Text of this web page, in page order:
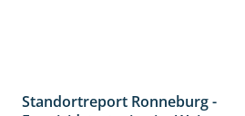
Standortreport Ronneburg -